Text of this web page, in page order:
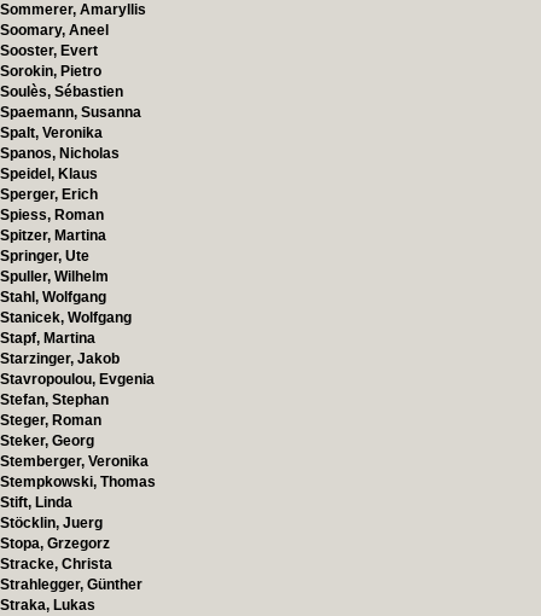
Sommerer, Amaryllis
Soomary, Aneel
Sooster, Evert
Sorokin, Pietro
Soulès, Sébastien
Spaemann, Susanna
Spalt, Veronika
Spanos, Nicholas
Speidel, Klaus
Sperger, Erich
Spiess, Roman
Spitzer, Martina
Springer, Ute
Spuller, Wilhelm
Stahl, Wolfgang
Stanicek, Wolfgang
Stapf, Martina
Starzinger, Jakob
Stavropoulou, Evgenia
Stefan, Stephan
Steger, Roman
Steker, Georg
Stemberger, Veronika
Stempkowski, Thomas
Stift, Linda
Stöcklin, Juerg
Stopa, Grzegorz
Stracke, Christa
Strahlegger, Günther
Straka, Lukas